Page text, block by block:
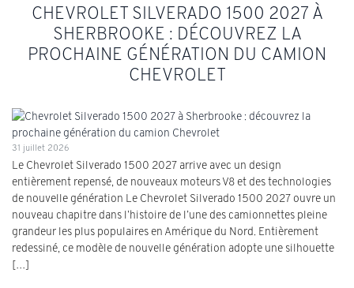
CHEVROLET SILVERADO 1500 2027 À
SHERBROOKE : DÉCOUVREZ LA
PROCHAINE GÉNÉRATION DU CAMION
CHEVROLET
31 juillet 2026
Le Chevrolet Silverado 1500 2027 arrive avec un design
entièrement repensé, de nouveaux moteurs V8 et des technologies
de nouvelle génération Le Chevrolet Silverado 1500 2027 ouvre un
nouveau chapitre dans l’histoire de l’une des camionnettes pleine
grandeur les plus populaires en Amérique du Nord. Entièrement
redessiné, ce modèle de nouvelle génération adopte une silhouette
[…]